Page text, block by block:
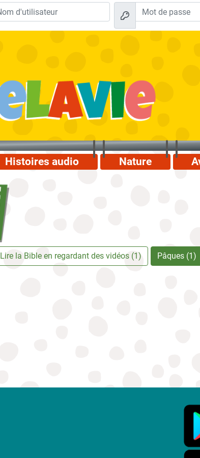
Histoires audio Nature
Lire la Bible en regardant des vidéos (1) Pâques (1)